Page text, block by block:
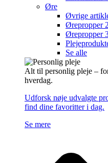
Øre
Øvrige
Ørepropper
Ørepropper
Se alle
Alt til personlig pleje –
hverdag.
Udforsk nøje udvalgte
find dine favoritter i dag.
Se mere